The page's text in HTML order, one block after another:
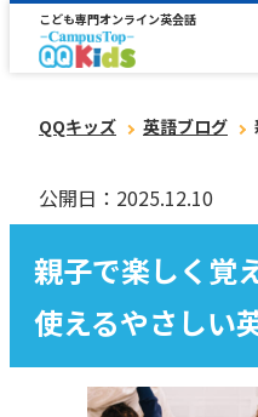
こども専門オンライン英会話
QQキッズ 英語ブログ
公開日：2025.12.10
親子で楽しく覚
使えるやさしい